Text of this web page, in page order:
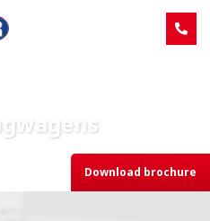
Download brochure